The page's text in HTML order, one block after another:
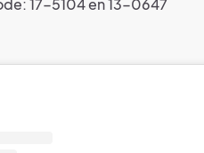
17-5104 en 13-0647